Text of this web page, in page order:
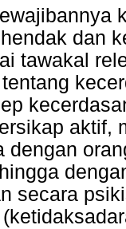
dan
tawakal
aktif,
dengan
secara